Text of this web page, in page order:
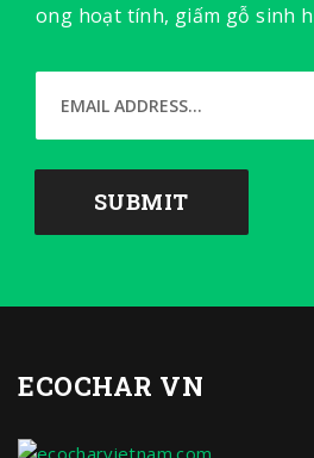
ong hoạt tính, giấm gỗ sinh
ECOCHAR VN